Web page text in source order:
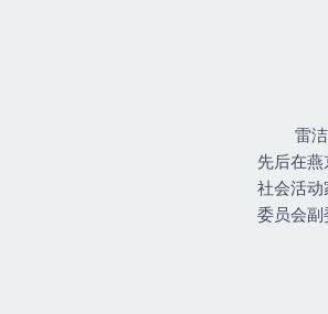
雷洁琼
先后在
社会活动
委员会副